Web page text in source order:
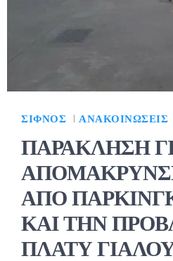
ΣΊΦΝΟΣ ΑΝΑΚΟΙΝΏΣΕΙΣ
ΠΑΡΑΚΛΗΣΗ
ΑΠΟ
ΚΑΙ ΤΗΝ
ΠΛΑΤΥ